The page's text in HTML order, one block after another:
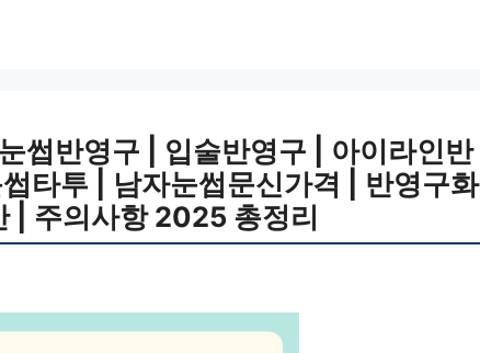
썹반영구 | 입술반영구 | 아이라인반
타투 | 남자눈썹문신가격 | 반영구화
| 주의사항 2025 총정리